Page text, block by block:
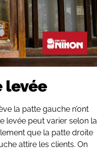
levée
la patte gauche n’ont
levée peut varier selon la
que la patte droite
attire les clients. On